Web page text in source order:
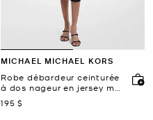
MICHAEL MICHAEL KORS
Robe débardeur ceinturée
à dos nageur en jersey mat
extensible
maintenant
195 $